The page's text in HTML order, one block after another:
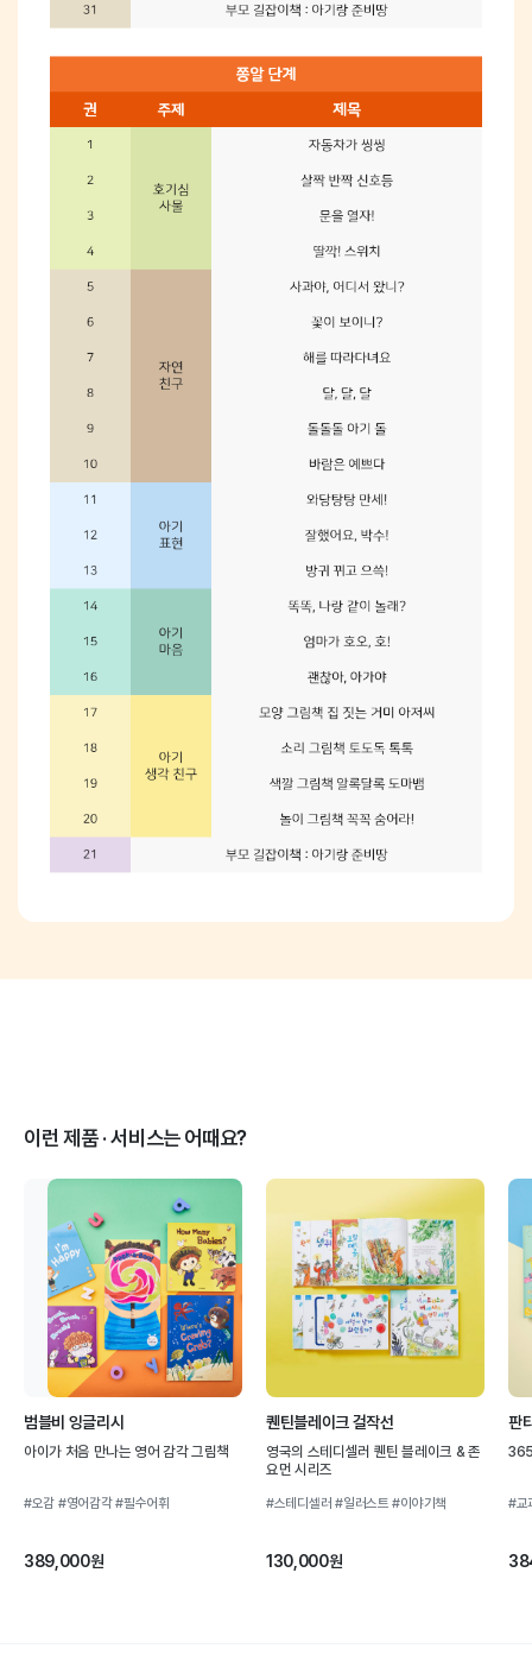
이런 제품 · 서비스는 어때요?
범블비 잉글리시
아이가 처음 만나는 영어 감각 그림책
#오감 #영어감각#필수어휘
389,000원
퀜틴블레이크 걸작선
영국의 스테디셀러 퀜틴 블레이크 & 존
요먼 시리즈
#스테디셀러 #일러스트 #이야기책
130,000원
판
#교